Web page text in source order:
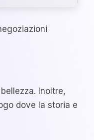
Inoltre,
dove la storia e